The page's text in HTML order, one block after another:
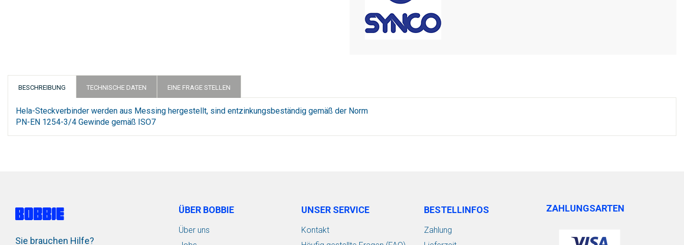
BESCHREIBUNG
Hela-Steckverbinder werden aus Messing hergestellt, sind entzinkungsbeständig gemäß der Norm
PN-EN 1254-3/4 Gewinde gemäß ISO7
TECHNISCHE DATEN EINE FRAGE STELLEN
Sie brauchen Hilfe?
ÜBER BOBBIE
Über uns
UNSER SERVICE
Kontakt
BESTELLINFOS
Zahlung
ZAHLUNGSARTEN